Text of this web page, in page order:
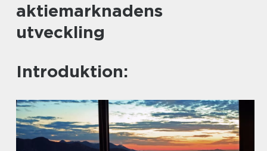
aktiemarknadens
utveckling
Introduktion: